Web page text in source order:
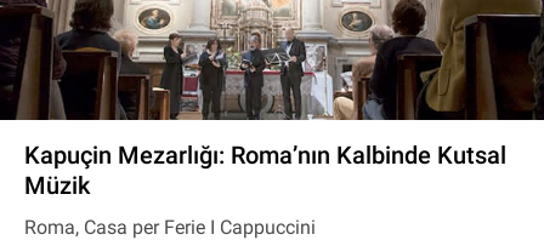
Kapuçin Mezarlığı: Roma’nın Kalbinde Kutsal
Müzik
Roma, Casa per Ferie I Cappuccini